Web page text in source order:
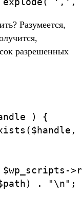
Разумеется,
разрешенных
) {
. "\n";